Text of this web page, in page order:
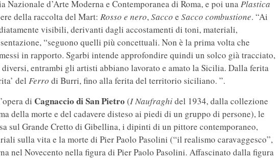
Nazionale d’Arte Moderna e Contemporanea di Roma, e poi unaPlastica
della raccolta del Mart: Rosso e nero,Sacco e Sacco combustione. “Ai
visibili, derivanti dagli accostamenti di toni, materiali,
“seguono quelli più concettuali. Non è la prima volta che
in rapporto. Sgarbi intende approfondire quindi un solco già tracciato,
entrambi gli artisti abbiano lavorato e amato la Sicilia. Dalla ferita
del Ferro di Burri, fino alla ferita del territorio siciliano. ”.
di Cagnaccio di San Pietro (I Naufraghidel 1934, dalla collezione
della morte e del cadavere disteso ai piedi di un gruppo di persone), le
sul Grande Cretto di Gibellina, i dipinti di un pittore contemporaneo,
sulla vita e la morte di Pier Paolo Pasolini (“il realismo caravaggesco”,
nel Novecento nella figura di Pier Paolo Pasolini. Affascinato dalla figura